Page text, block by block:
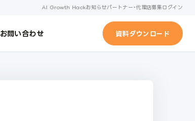
AI Growth Hackお知らせパートナー・代理店募集ログイン
お問い合わせ 資料ダウンロード